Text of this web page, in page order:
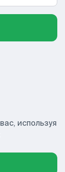
используя